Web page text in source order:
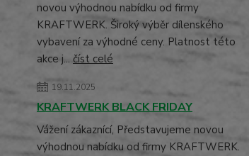
novou výhodnou nabídku od firmy
KRAFTWERK. Široký výběr dílenského
vybavení za výhodné ceny. Platnost této
akce j... číst celé
19.11.2025
KRAFTWERK BLACK FRIDAY
Vážení zákaznící, Představujeme novou
výhodnou nabídku od firmy KRAFTWERK.